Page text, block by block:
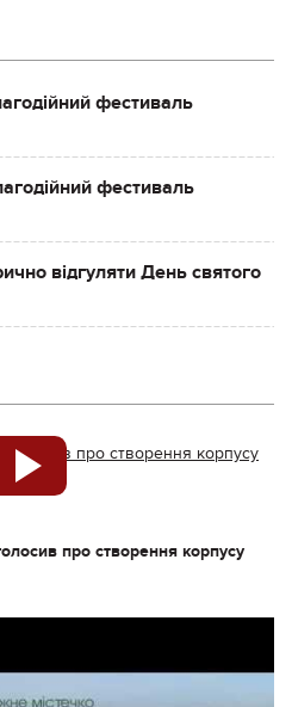
фестиваль
фестиваль
відгуляти День святого
про створення корпусу